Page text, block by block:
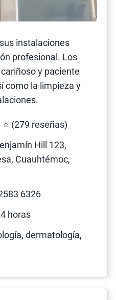
instalaciones
profesional. Los
y paciente
como la limpieza y
(279 reseñas)
Hill 123,
Cuauhtémoc,
6326
horas
dermatología,